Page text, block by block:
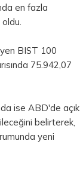
en fazla
BIST 100
75.942,07
ise ABD'de açık
belirterek,
yeni